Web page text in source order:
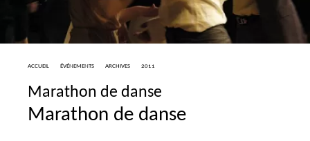
ACCUEIL ÉVÉNEMENTS ARCHIVES 2011
Marathon de danse
Marathon de danse